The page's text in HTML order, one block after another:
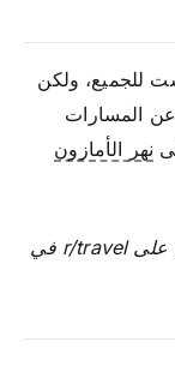
للجميع، ولكن
المسارات
نهر الأمازون
تقرير الرحلة الأصلي بواسطة u/zachbray على r/travel في